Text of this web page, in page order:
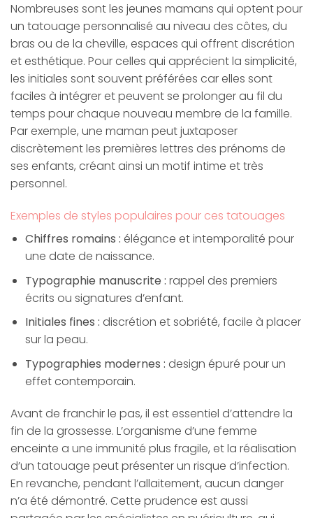
Nombreuses sont les jeunes mamans qui optent pour
un tatouage personnalisé au niveau des côtes, du
bras ou de la cheville, espaces qui offrent discrétion
et esthétique. Pour celles qui apprécient la simplicité,
les initiales sont souvent préférées car elles sont
faciles à intégrer et peuvent se prolonger au fil du
temps pour chaque nouveau membre de la famille.
Par exemple, une maman peut juxtaposer
discrètement les premières lettres des prénoms de
ses enfants, créant ainsi un motif intime et très
personnel.
Exemples de styles populaires pour ces tatouages
Chiffres romains : élégance et intemporalité pour
une date de naissance.
Typographie manuscrite : rappel des premiers
écrits ou signatures d’enfant.
Initiales fines : discrétion et sobriété, facile à placer
sur la peau.
Typographies modernes : design épuré pour un
effet contemporain.
Avant de franchir le pas, il est essentiel d’attendre la
fin de la grossesse. L’organisme d’une femme
enceinte a une immunité plus fragile, et la réalisation
d’un tatouage peut présenter un risque d’infection.
En revanche, pendant l’allaitement, aucun danger
n’a été démontré. Cette prudence est aussi